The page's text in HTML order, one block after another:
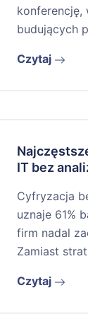
konferencję,
budujących
Czytaj
IT bez
Cyfryzacja
uznaje 61%
firm nadal
Zamiast
Czytaj